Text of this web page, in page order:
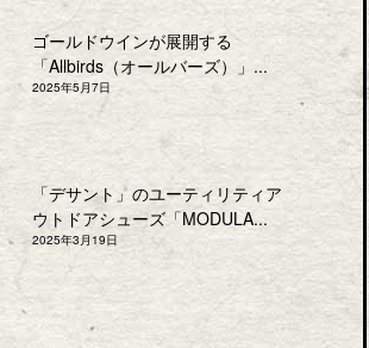
ゴールドウインが展開する
「Allbirds（オールバーズ）」...
2025年5月7日
「デサント」のユーティリティア
ウトドアシューズ「MODULA...
2025年3月19日